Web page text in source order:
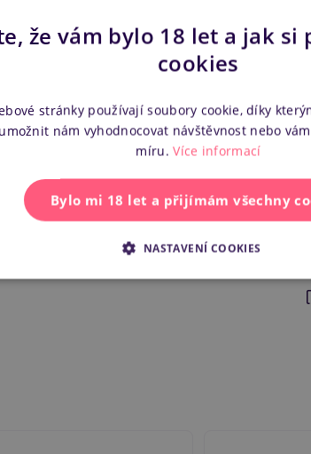
že vám bylo 18 let a jak
cookies
stránky používají soubory cookie, díky
nám vyhodnocovat návštěvnost nebo
míru. Více informací
Bylo mi 18 let a přijímám všechny
NASTAVENÍ COOKIES